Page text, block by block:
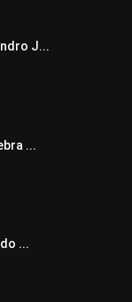
J...
...
...